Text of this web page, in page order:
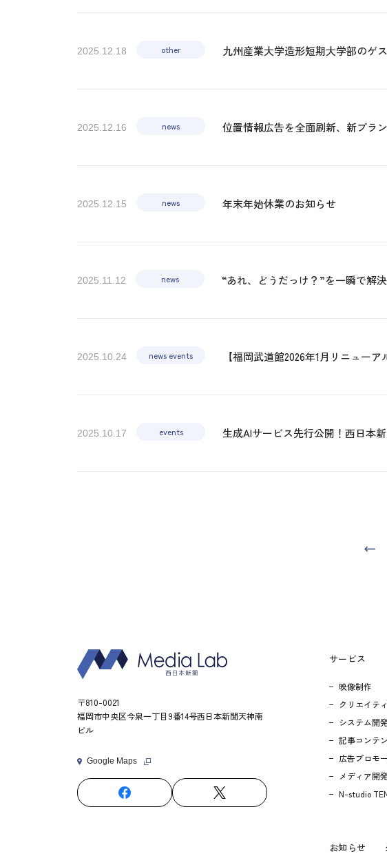
2025.12.18 other 九州産業大学造形短期大学部のゲ
2025.12.16 news 位置情報広告を全面刷新、新ブラ
2025.12.15 news 年末年始休業のお知らせ
2025.11.12 news “あれ、どうだっけ？”を一瞬で解
2025.10.24 news events 【福岡武道館2026年1月リニュー
2025.10.17 events 生成AIサービス先行公開！西日本
〒810-0021
福岡市中央区今泉一丁目9番14号西日本新聞天神南
ビル
Google Maps
サービス
映像制作
クリエイテ
システム開
記事コンテ
広告プロモ
メディア開
N-studio
お知らせ